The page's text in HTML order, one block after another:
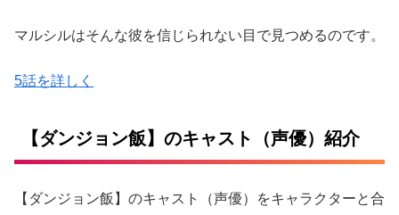
マルシルはそんな彼を信じられない目で見つめるのです。
5話を詳しく
【ダンジョン飯】のキャスト（声優）紹介
【ダンジョン飯】のキャスト（声優）をキャラクターと合